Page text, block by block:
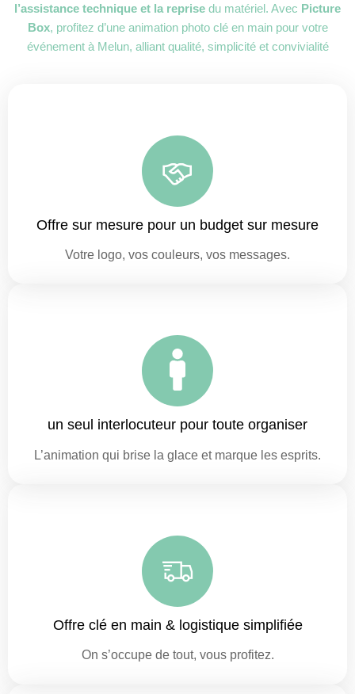
l’assistance technique et la reprise du matériel. Avec Picture
Box, profitez d’une animation photo clé en main pour votre
événement à Melun, alliant qualité, simplicité et convivialité
Offre sur mesure pour un budget sur mesure
Votre logo, vos couleurs, vos messages.
un seul interlocuteur pour toute organiser
L’animation qui brise la glace et marque les esprits.
Offre clé en main & logistique simplifiée
On s’occupe de tout, vous profitez.